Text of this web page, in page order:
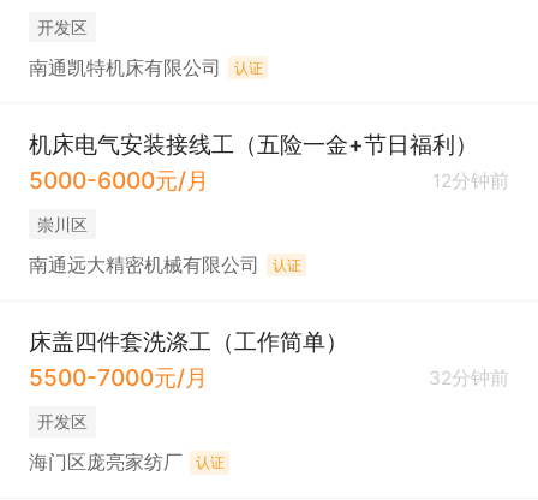
开发区
南通凯特机床有限公司 认证
机床电气安装接线工（五险一金+节日福利）
5000-6000元/月
12分钟前
崇川区
南通远大精密机械有限公司 认证
床盖四件套洗涤工（工作简单）
5500-7000元/月
32分钟前
开发区
海门区庞亮家纺厂 认证